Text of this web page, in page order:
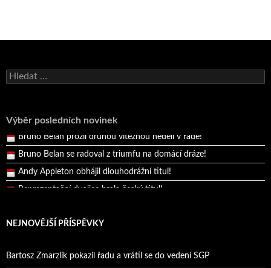
Vyhledávání
Výběr posledních novinek
Andy Appleton obhájil dlouhodrážní titul!
Bruno Belan prožil druhou vítěznou neděli v řadě!
Bruno Belan se radoval z triumfu na domácí dráze!
Reprezentační dvojice brala český titul!
NEJNOVĚJŠÍ PŘÍSPĚVKY
Bartosz Zmarzlik pokazil řadu a vrátil se do vedení SGP